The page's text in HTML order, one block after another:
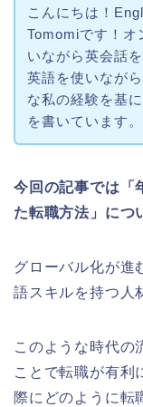
こんにちは！
Tomomiです！オ
いながら英会話
英語を使いなが
な私の経験を基
を書いています。
今回の記事では「
た転職方法」につ
グローバル化が進
語スキルを持つ人
このような時代の
ことで転職が有利
際にどのように転